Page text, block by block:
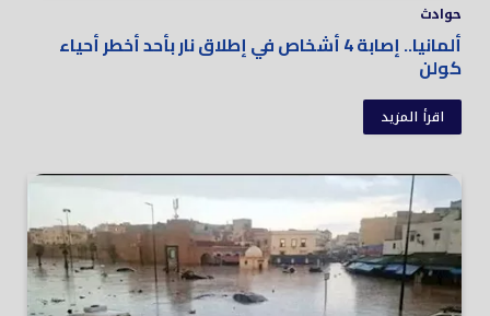
حوادث
ألمانيا.. إصابة 4 أشخاص في إطلاق نار بأحد أخطر أحياء
كولن
اقرأ المزيد